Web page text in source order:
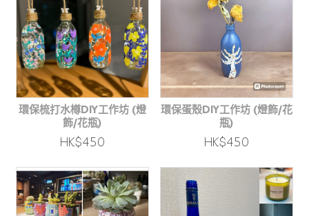
環保梳打水樽DIY工作坊 (燈
飾/花瓶)
HK$450
環保蛋殼DIY工作坊 (燈飾/花
瓶)
HK$450